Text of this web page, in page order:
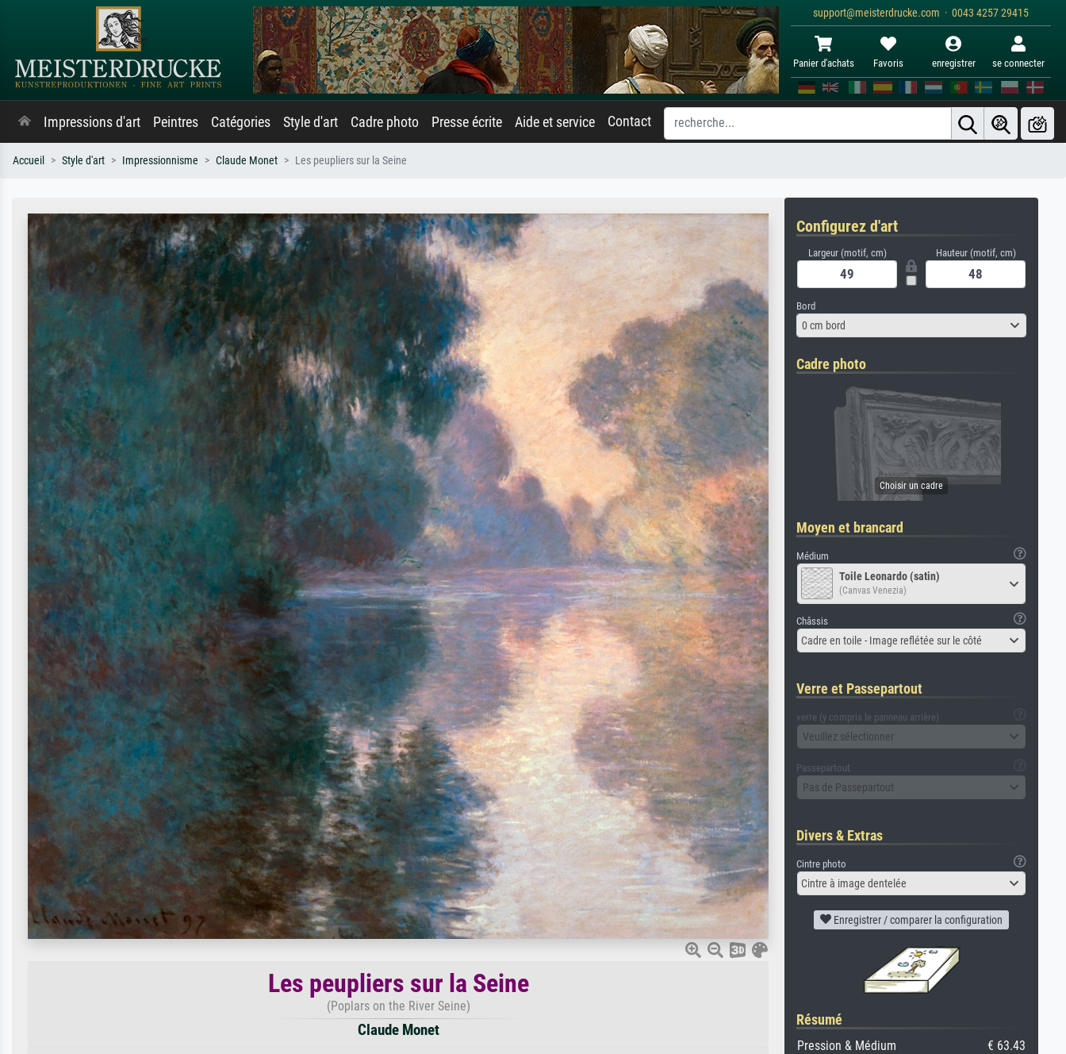
support@meisterdrucke.com · 0043 4257 29415
Panier d'achats Favoris enregistrer se connecter
Impressions d'art Peintres Catégories Style d'art Cadre photo Presse écrite Aide et service Contact
Accueil Style d'art Impressionnisme Claude Monet Les peupliers sur la Seine
Les peupliers sur la Seine
(Poplars on the River Seine)
Claude Monet
Configurez d'art
Largeur (motif, cm) Hauteur (motif, cm)
Bord
0 cm bord
Cadre photo
Moyen et brancard
Médium
Toile Leonardo (satin)
(Canvas Venezia)
Châssis
Cadre en toile - Image reflétée sur le côté
Verre et Passepartout
verre (y compris le panneau arrière)
Veuillez sélectionner
Passepartout
Pas de Passepartout
Divers & Extras
Cintre photo
Cintre à image dentelée
Enregistrer / comparer la configuration
Résumé
Pression & Médium
€ 63.43